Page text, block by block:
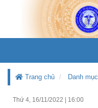
Trang chủ Danh mục
Thứ 4, 16/11/2022 16:00